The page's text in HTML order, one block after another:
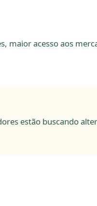
maior acesso aos
estão buscando